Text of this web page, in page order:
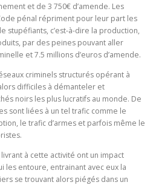
et de 3 750€ d’amende. Les
pénal répriment pour leur part les
stupéfiants, c’est-à-dire la production,
par des peines pouvant aller
et 7.5 millions d’euros d’amende.
criminels structurés opérant à
difficiles à démanteler et
noirs les plus lucratifs au monde. De
sont liées à un tel trafic comme le
le trafic d’armes et parfois même le
à cette activité ont un impact
les entoure, entrainant avec eux la
se trouvant alors piégés dans un